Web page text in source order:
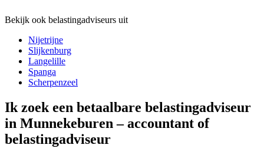
Bekijk ook belastingadviseurs uit
Nijetrijne
Slijkenburg
Langelille
Spanga
Scherpenzeel
Ik zoek een betaalbare belastingadviseur
in Munnekeburen – accountant of
belastingadviseur